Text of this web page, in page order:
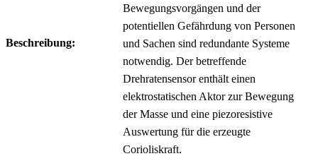
Beschreibung:
Bewegungsvorgängen und der
potentiellen Gefährdung von Personen
und Sachen sind redundante Systeme
notwendig. Der betreffende
Drehratensensor enthält einen
elektrostatischen Aktor zur Bewegung
der Masse und eine piezoresistive
Auswertung für die erzeugte
Corioliskraft.